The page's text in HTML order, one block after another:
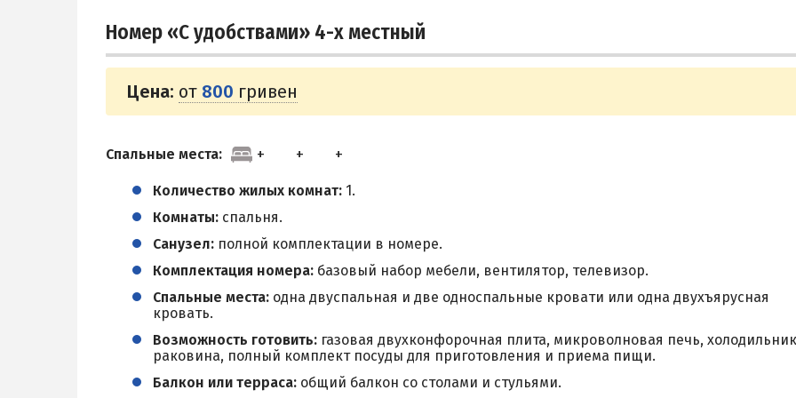
Номер «С удобствами» 4-х местный
Цена: от 800 гривен
Спальные места:
Количество жилых комнат: 1.
Комнаты: спальня.
Санузел: полной комплектации в номере.
Комплектация номера: базовый набор мебели, вентилятор, телевизор.
Спальные места: одна двуспальная и две односпальные кровати или одна двухъярусная
кровать.
Возможность готовить: газовая двухконфорочная плита, микроволновая печь,
раковина, полный комплект посуды для приготовления и приема пищи.
Балкон или терраса: общий балкон со столами и стульями.